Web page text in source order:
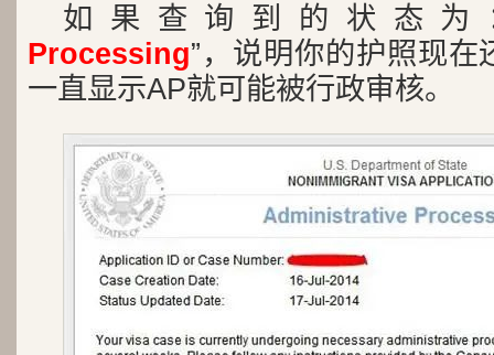
如果查询到的状态为
Processing”，说明你的护照现
一直显示AP就可能被行政审核。